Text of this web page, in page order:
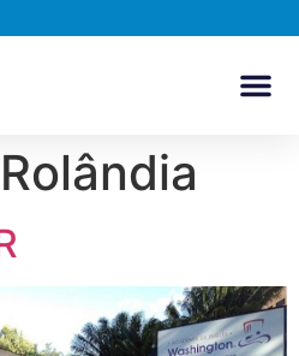
Rolândia